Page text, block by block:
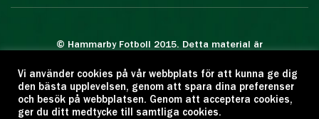
© Hammarby Fotboll 2015. Detta material är
Eftertryck eller annan kopiering är förbjuden.
Citera oss gärna men ange källan:
www.hammarbyfotboll.se. Ansvarig utgivare:
Vi använder cookies på vår webbplats för att kunna ge dig
den bästa upplevelsen, genom att spara dina preferenser
och besök på webbplatsen. Genom att acceptera cookies,
ger du ditt medtycke till samtliga cookies.